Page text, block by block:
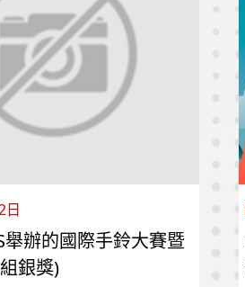
日
舉辦的國際手鈴大賽暨
銀獎)